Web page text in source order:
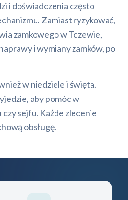
i doświadczenia często
Zamiast ryzykować,
zamkowego w Tczewie,
i wymiany zamków, po
w niedziele i święta.
aby pomóc w
sejfu. Każde zlecenie
obsługę.